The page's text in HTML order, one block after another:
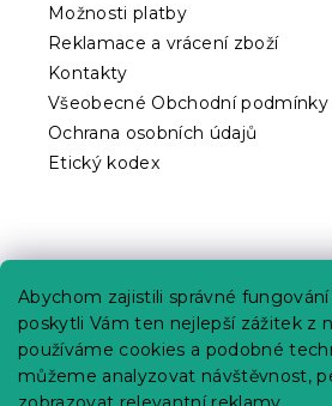
Abychom zajistili správné
poskytli Vám ten nejlepší zážitek z
používáme cookies a podobné
můžeme analyzovat návštěvnost,
Možnosti platby
Reklamace a vrácení zboží
Kontakty
Všeobecné Obchodní podmínky
Ochrana osobních údajů
Etický kodex
Kariéra
Poptávky a B2B spolupráce